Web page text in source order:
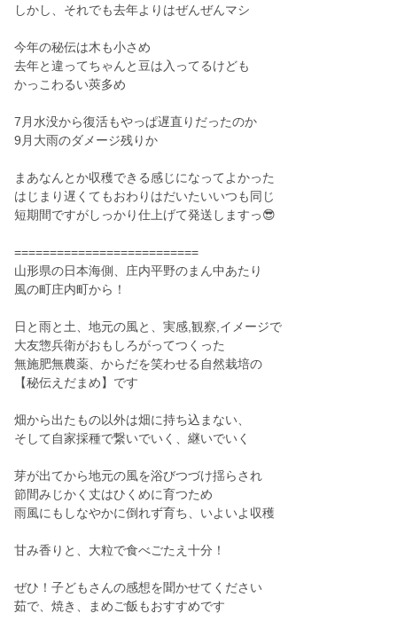
しかし、それでも去年よりはぜんぜんマシ
今年の秘伝は木も小さめ
去年と違ってちゃんと豆は入ってるけども
かっこわるい莢多め
7月水没から復活もやっぱ遅直りだったのか
9月大雨のダメージ残りか
まあなんとか収穫できる感じになってよかった
はじまり遅くてもおわりはだいたいいつも同じ
短期間ですがしっかり仕上げて発送しますっ😎
==========================
山形県の日本海側、庄内平野のまん中あたり
風の町庄内町から！
日と雨と土、地元の風と、実感,観察,イメージで
大友惣兵衛がおもしろがってつくった
無施肥無農薬、からだを笑わせる自然栽培の
【秘伝えだまめ】です
畑から出たもの以外は畑に持ち込まない、
そして自家採種で繋いでいく、継いでいく
芽が出てから地元の風を浴びつづけ揺らされ
節間みじかく丈はひくめに育つため
雨風にもしなやかに倒れず育ち、いよいよ収穫
甘み香りと、大粒で食べごたえ十分！
ぜひ！子どもさんの感想を聞かせてください
茹で、焼き、まめご飯もおすすめです